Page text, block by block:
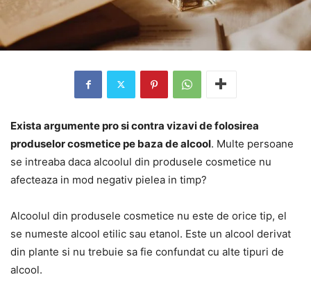
Exista argumente pro si contra vizavi de folosirea
produselor cosmetice pe baza de alcool. Multe persoane
se intreaba daca alcoolul din produsele cosmetice nu
afecteaza in mod negativ pielea in timp?
Alcoolul din produsele cosmetice nu este de orice tip, el
se numeste alcool etilic sau etanol. Este un alcool derivat
din plante si nu trebuie sa fie confundat cu alte tipuri de
alcool.